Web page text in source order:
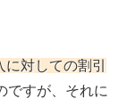
に対しての割引
ですが、それに